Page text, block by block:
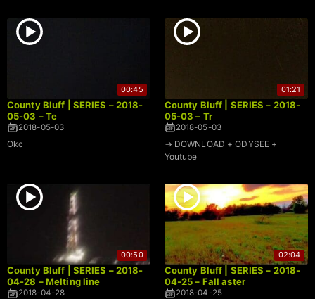
00:45
County Bluff | SERIES – 2018-
05-03 – Te
2018-05-03
Okc
01:21
County Bluff | SERIES – 2018-
05-03 – Tr
2018-05-03
→ DOWNLOAD + ODYSEE +
Youtube
00:50
County Bluff | SERIES – 2018-
04-28 – Melting line
2018-04-28
02:04
County Bluff | SERIES – 2018-
04-25 – Fall aster
2018-04-25